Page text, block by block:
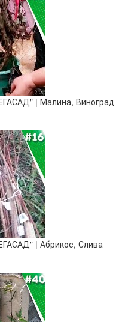
| Малина, Виноград
| Абрикос, Слива